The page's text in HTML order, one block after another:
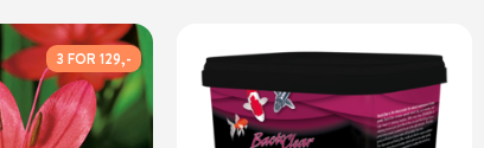
3 FOR 129,-